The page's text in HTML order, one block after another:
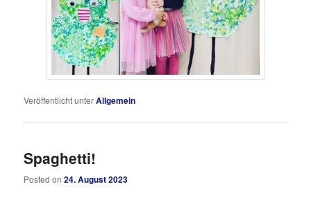
Veröffentlicht unterAllgemein
Spaghetti!
Posted on24. August 2023